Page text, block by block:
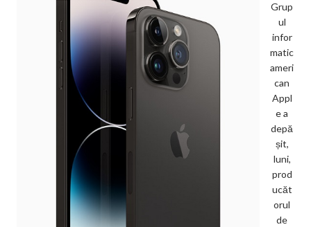
Grup
ul
infor
matic
ameri
can
Appl
e a
depă
șit,
luni,
prod
ucăt
orul
de